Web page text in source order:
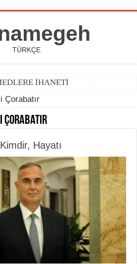
TÜRKÇE
İHANETİ
Çorabatır
Çorabatır
Hayatı